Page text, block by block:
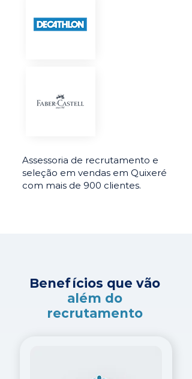
Assessoria de recrutamento e
seleção em vendas em Quixeré
com mais de 900 clientes.
Benefícios que vão
além do
recrutamento